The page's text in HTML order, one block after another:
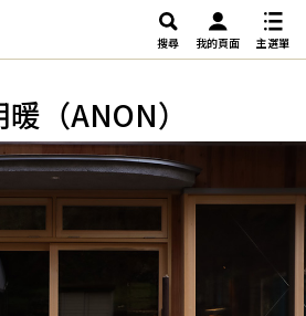
搜尋 我的頁面 主選單
（ANON）